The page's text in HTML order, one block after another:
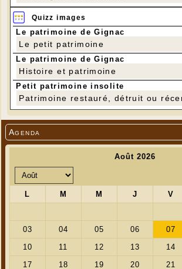
Agenda
Quizz images
Le patrimoine de Gignac
Le petit patrimoine
Le patrimoine de Gignac
Histoire et patrimoine
Petit patrimoine insolite
Patrimoine restauré, détruit ou